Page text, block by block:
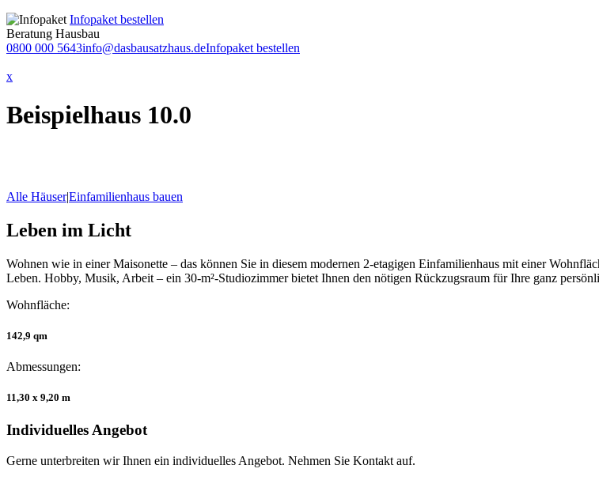
Infopaket bestellen
Beratung Hausbau
0800 000 5643info@dasbausatzhaus.deInfopaket bestellen
x
Beispielhaus 10.0
Alle Häuser|Einfamilienhaus bauen
Leben im Licht
Wohnen wie in einer Maisonette – das können Sie in diesem modernen 2-etagigen Einfamilienhaus mit einer
Leben. Hobby, Musik, Arbeit – ein 30-m²-Studiozimmer bietet Ihnen den nötigen Rückzugsraum für Ihre ganz
Wohnfläche:
142,9 qm
Abmessungen:
11,30 x 9,20 m
Individuelles Angebot
Gerne unterbreiten wir Ihnen ein individuelles Angebot. Nehmen Sie Kontakt auf.